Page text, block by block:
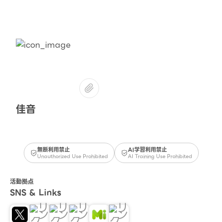
佳音
無断利用禁止
Unauthorized Use Prohibited
AI学習利用禁止
AI Training Use Prohibited
活動拠点
SNS & Links